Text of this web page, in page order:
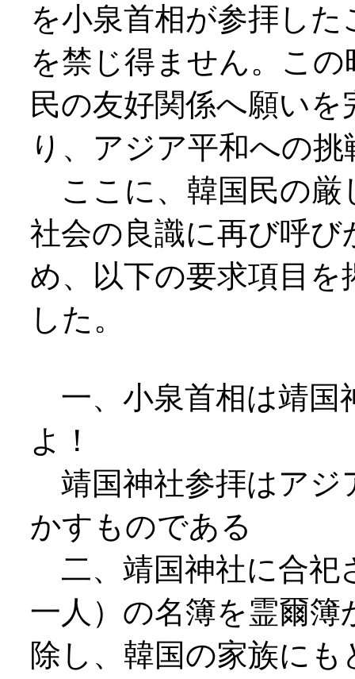
を小泉首相が参拝し
を禁じ得ません。こ
民の友好関係へ願い
り、アジア平和への
ここに、韓国民の厳
社会の良識に再び呼び
め、以下の要求項目
した。
一、小泉首相は靖国
よ！
靖国神社参拝はアジ
かすものである
二、靖国神社に合祀
一人）の名簿を霊爾簿
除し、韓国の家族にも